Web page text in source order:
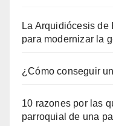
La Arquidiócesis de
para modernizar la
¿Cómo conseguir
10 razones por las
parroquial de una